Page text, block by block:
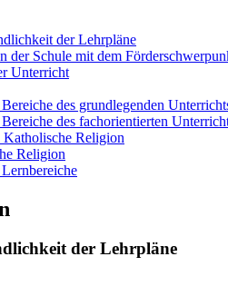
der Lehrpläne
der Schule mit dem
Unterricht
des grundlegenden
des fachorientierten
Religion
Religion
der Lehrpläne